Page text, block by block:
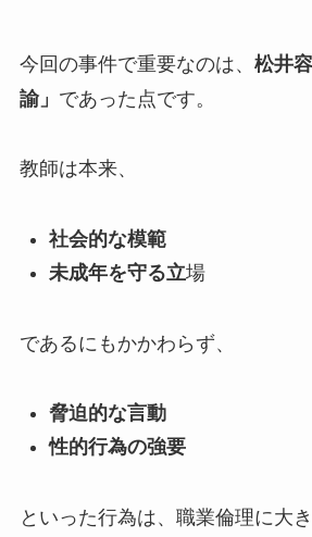
今回の事件で重要なのは、 松井
諭」 であった点です。
教師は本来、
社会的な模範
未成年を守る立場
であるにもかかわらず、
脅迫的な言動
性的行為の強要
といった行為は、職業倫理に大